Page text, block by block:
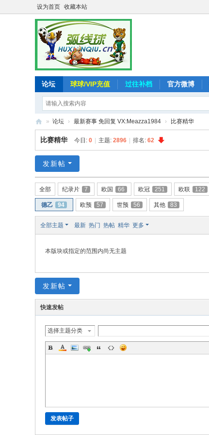
设为首页 收藏本站
论坛 球球/VIP充值 过往补档 官方微博
弧
线
-
追
求
致
» 论坛 › 最新赛事 免回复 VX:Meazza1984 › 比赛精华
比赛精华 今日: 0 主题: 2896 排名: 62
发新帖
全部 纪录片 7 欧国 66 欧冠 251 欧联 122
德乙 94 欧预 57 世预 56 其他 83
全部主题 最新 热门 热帖 精华 更多
本版块或指定的范围内尚无主题
发新帖
快速发帖
选择主题分类
发表帖子